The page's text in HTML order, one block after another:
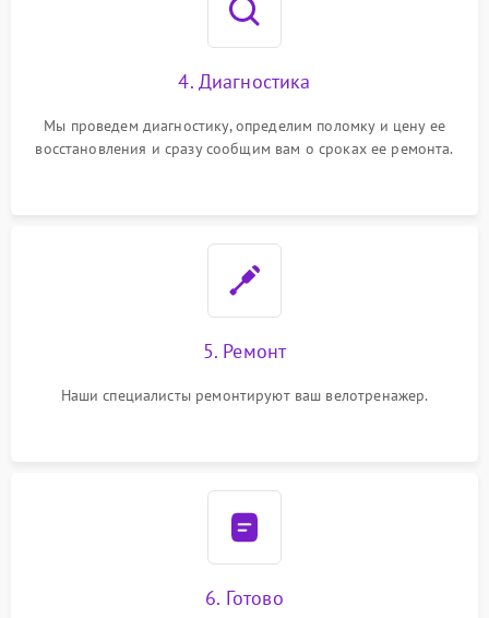
4. Диагностика
Мы проведем диагностику, определим поломку и цену ее
восстановления и сразу сообщим вам о сроках ее ремонта.
5. Ремонт
Наши специалисты ремонтируют ваш велотренажер.
6. Готово